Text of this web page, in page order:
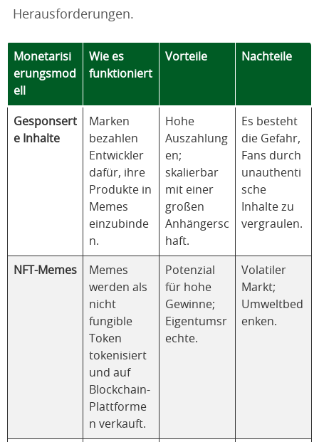
Herausforderungen.
Monetarisi
erungsmod
ell
Wie es
funktioniert
Vorteile Nachteile
Gesponsert
e Inhalte
Marken
bezahlen
Entwickler
dafür, ihre
Produkte in
Memes
einzubinde
n.
Hohe
Auszahlung
en;
skalierbar
mit einer
großen
Anhängersc
haft.
Es besteht
die Gefahr,
Fans durch
unauthenti
sche
Inhalte zu
vergraulen.
NFT-Memes
Memes
werden als
nicht
fungible
Token
tokenisiert
und auf
Blockchain-
Plattforme
n verkauft.
Potenzial
für hohe
Gewinne;
Eigentumsr
echte.
Volatiler
Markt;
Umweltbed
enken.